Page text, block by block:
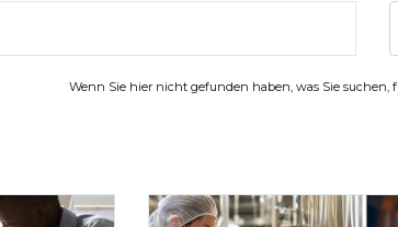
Wenn Sie hier nicht gefunden haben, was Sie suchen,